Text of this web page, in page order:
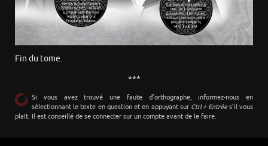
Fin du tome.
***
Si vous avez trouvé une faute d’orthographe, informez-nous en
sélectionnant le texte en question et en appuyant sur Ctrl + Entrées’il vous
plaît. Il est conseillé de se connecter sur un compte avant de le faire.